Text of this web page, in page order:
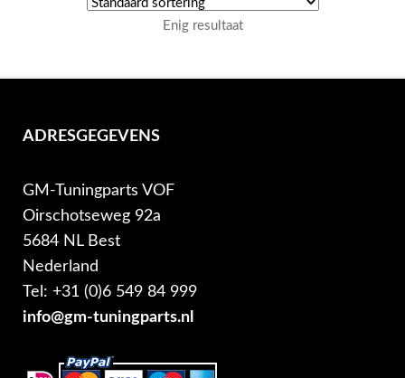
Enig resultaat
ADRESGEGEVENS
GM-Tuningparts VOF
Oirschotseweg 92a
5684 NL Best
Nederland
Tel: +31 (0)6 549 84 999
info@gm-tuningparts.nl